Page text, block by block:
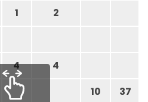
1 2
4 4
10 37